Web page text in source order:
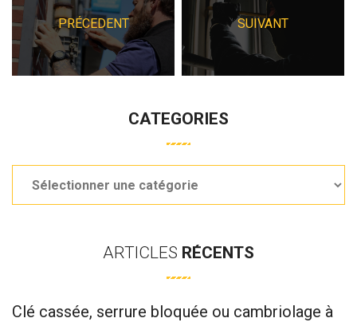
PRÉCEDENT SUIVANT
CATEGORIES
ARTICLES RÉCENTS
Clé cassée, serrure bloquée ou cambriolage à